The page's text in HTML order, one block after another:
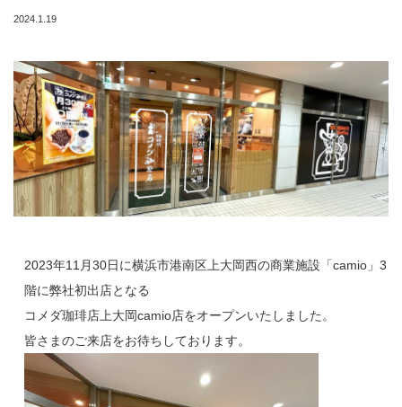
2024.1.19
2023年11月30日に横浜市港南区上大岡西の商業施設「camio」3
階に弊社初出店となる
コメダ珈琲店上大岡camio店をオープンいたしました。
皆さまのご来店をお待ちしております。